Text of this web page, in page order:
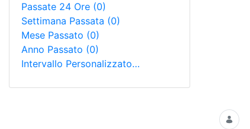
Passate 24 Ore (0)
Settimana Passata (0)
Mese Passato (0)
Anno Passato (0)
Intervallo Personalizzato…